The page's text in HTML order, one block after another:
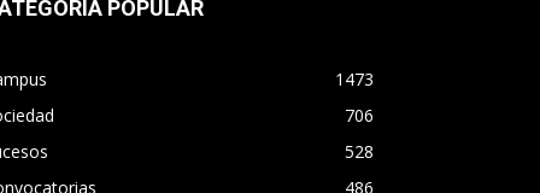
POPULAR
1473
706
528
486